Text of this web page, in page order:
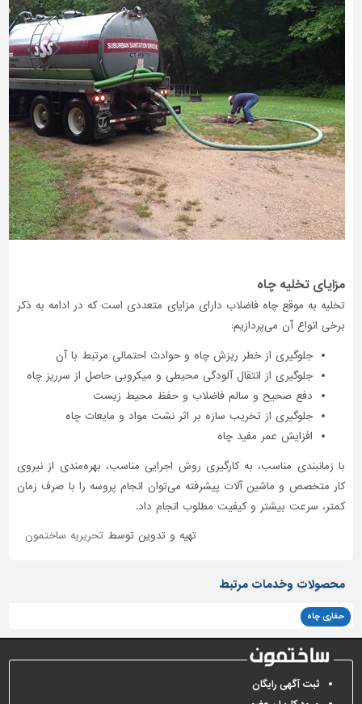
مزایای تخلیه چاه
تخلیه به موقع چاه فاضلاب دارای مزایای متعددی است که در ادامه به ذکر
برخی انواع آن می‌پردازیم:
جلوگیری از خطر ریزش چاه و حوادث احتمالی مرتبط با آن
جلوگیری از انتقال آلودگی محیطی و میکروبی حاصل از سرریز چاه
دفع صحیح و سالم فاضلاب و حفظ محیط زیست
جلوگیری از تخریب سازه بر اثر نشت مواد و مایعات چاه
افزایش عمر مفید چاه
با زمانبندی مناسب، به کارگیری روش اجرایی مناسب، بهره‌مندی از نیروی
کار متخصص و ماشین آلات پیشرفته می‌توان انجام پروسه را با صرف زمان
کمتر، سرعت بیشتر و کیفیت مطلوب انجام داد.
تهیه و تدوین توسط تحریریه ساختمون
محصولات وخدمات مرتبط
حفاری چاه
ثبت آگهی رایگان